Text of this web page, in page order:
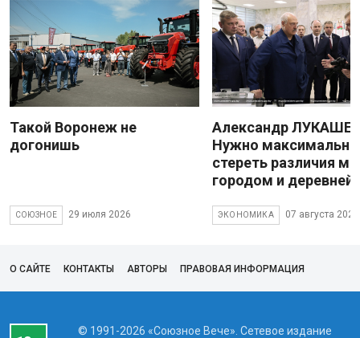
Такой Воронеж не
догонишь
СОЮЗНОЕ 29 июля 2026
Александр
Нужно максимально
стереть различия
городом и деревней
ЭКОНОМИКА 07 августа 2026
О САЙТЕ КОНТАКТЫ АВТОРЫ ПРАВОВАЯ ИНФОРМАЦИЯ
© 1991-2026 «Союзное Вече». Сетевое издание